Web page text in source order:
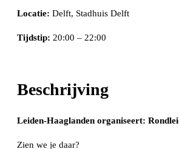
Locatie: Delft, Stadhuis Delft
Tijdstip: 20:00 – 22:00
Beschrijving
Leiden-Haaglanden organiseert:
Zien we je daar?